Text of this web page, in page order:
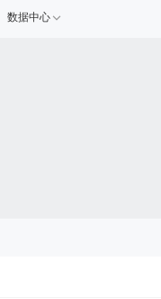
数据中心